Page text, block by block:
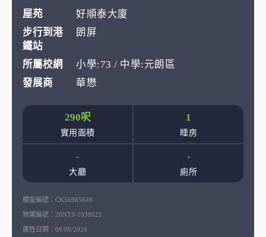
屋苑
好順泰大廈
步行到港
鐵站
朗屏
所屬校網
小學:73 / 中學:元朗區
發展商
華懋
290呎
實用面積
1
睡房
-
大廳
-
廁所
樓盤編號： CK56985646
物業編號： 28NTS-1038621
廣告日期： 08/08/2026